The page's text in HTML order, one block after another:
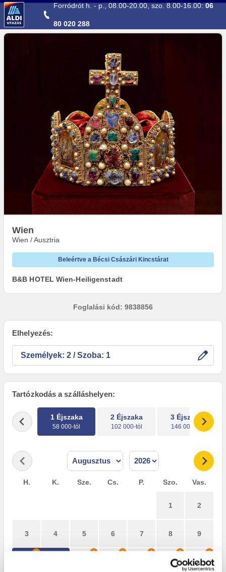
Ugrás a fő tartalomhozForródrót h. - p., 08.00-20.00, szo. 8.00-16.00:06
80 020 288
Wien
Wien / Ausztria
Beleértve a Bécsi Császári Kincstárat
B&B HOTEL Wien-Heiligenstadt
Foglalási kód: 9838856
Elhelyezés:
Személyek: / Szoba:
Tartózkodás a szálláshelyen:
1 Éjszaka
58 000-tól
2 Éjszaka
102 000-tól
3 Éjszaka
146 000-tól
H. K. Sze. Cs. P. Szo. Vas.
1 2
3 4 5 6 7 8 9
15 16